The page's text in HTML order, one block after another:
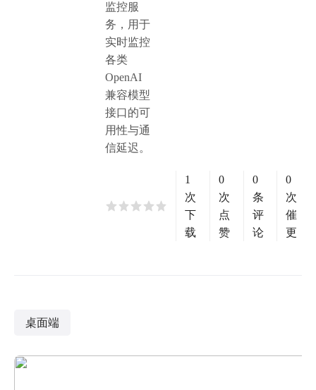
监控服
务，用于
实时监控
各类
OpenAI
兼容模型
接口的可
用性与通
信延迟。
1
次
下
载
0
次
点
赞
0
条
评
论
0
次
催
更
桌面端